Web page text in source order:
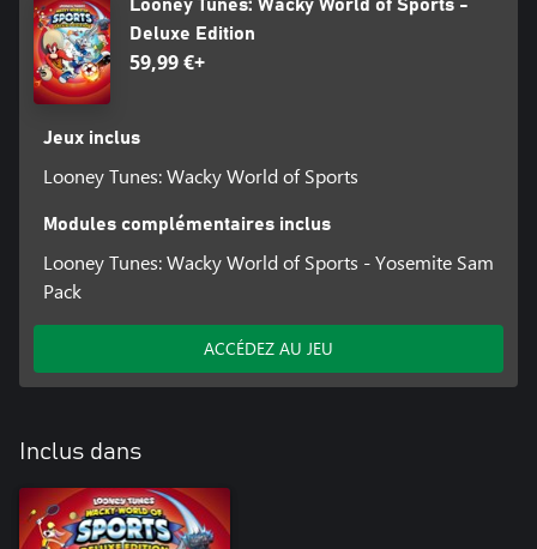
Looney Tunes: Wacky World of Sports -
Deluxe Edition
59,99 €+
Jeux inclus
Looney Tunes: Wacky World of Sports
Modules complémentaires inclus
Looney Tunes: Wacky World of Sports - Yosemite Sam
Pack
ACCÉDEZ AU JEU
Inclus dans